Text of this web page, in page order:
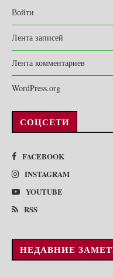
Войти
Лента записей
Лента комментариев
WordPress.org
СОЦСЕТИ
FACEBOOK
INSTAGRAM
YOUTUBE
RSS
НЕДАВНИЕ